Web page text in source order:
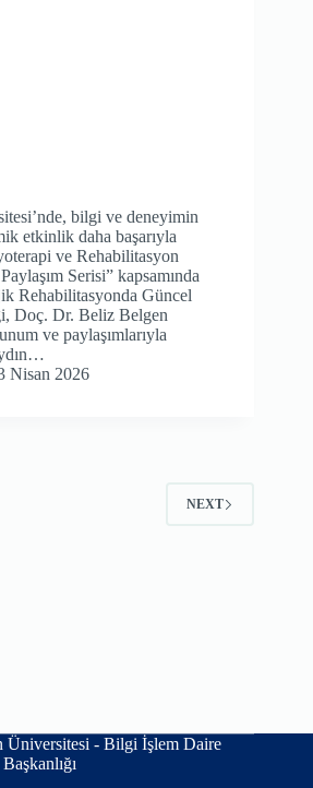
bilgi ve deneyimin
etkinlik daha başarıyla
ve Rehabilitasyon
Serisi” kapsamında
Rehabilitasyonda Güncel
Doç. Dr. Beliz Belgen
ve paylaşımlarıyla
Nisan 2026
NEXT
Üniversitesi - Bilgi İşlem Daire
Başkanlığı